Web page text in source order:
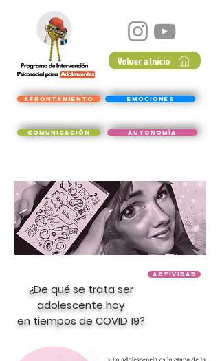
Volver a Inicio
Afrontamiento Emociones
Comunicación Autonomía
¿De qué se trata ser
adolescente hoy
en tiempos de COVID 19?
Actividad